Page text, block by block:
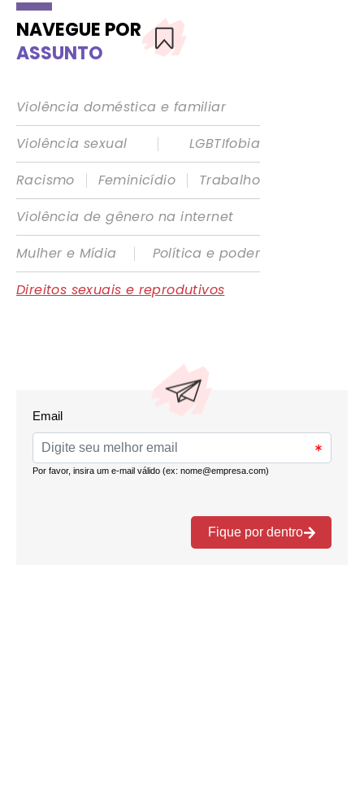
NAVEGUE POR
ASSUNTO
Violência doméstica e familiar
Violência sexual
|
LGBTIfobia
Racismo
| Feminicídio |
Trabalho
Violência de gênero na internet
Mulher e Mídia
|
Política e poder
Direitos sexuais e reprodutivos